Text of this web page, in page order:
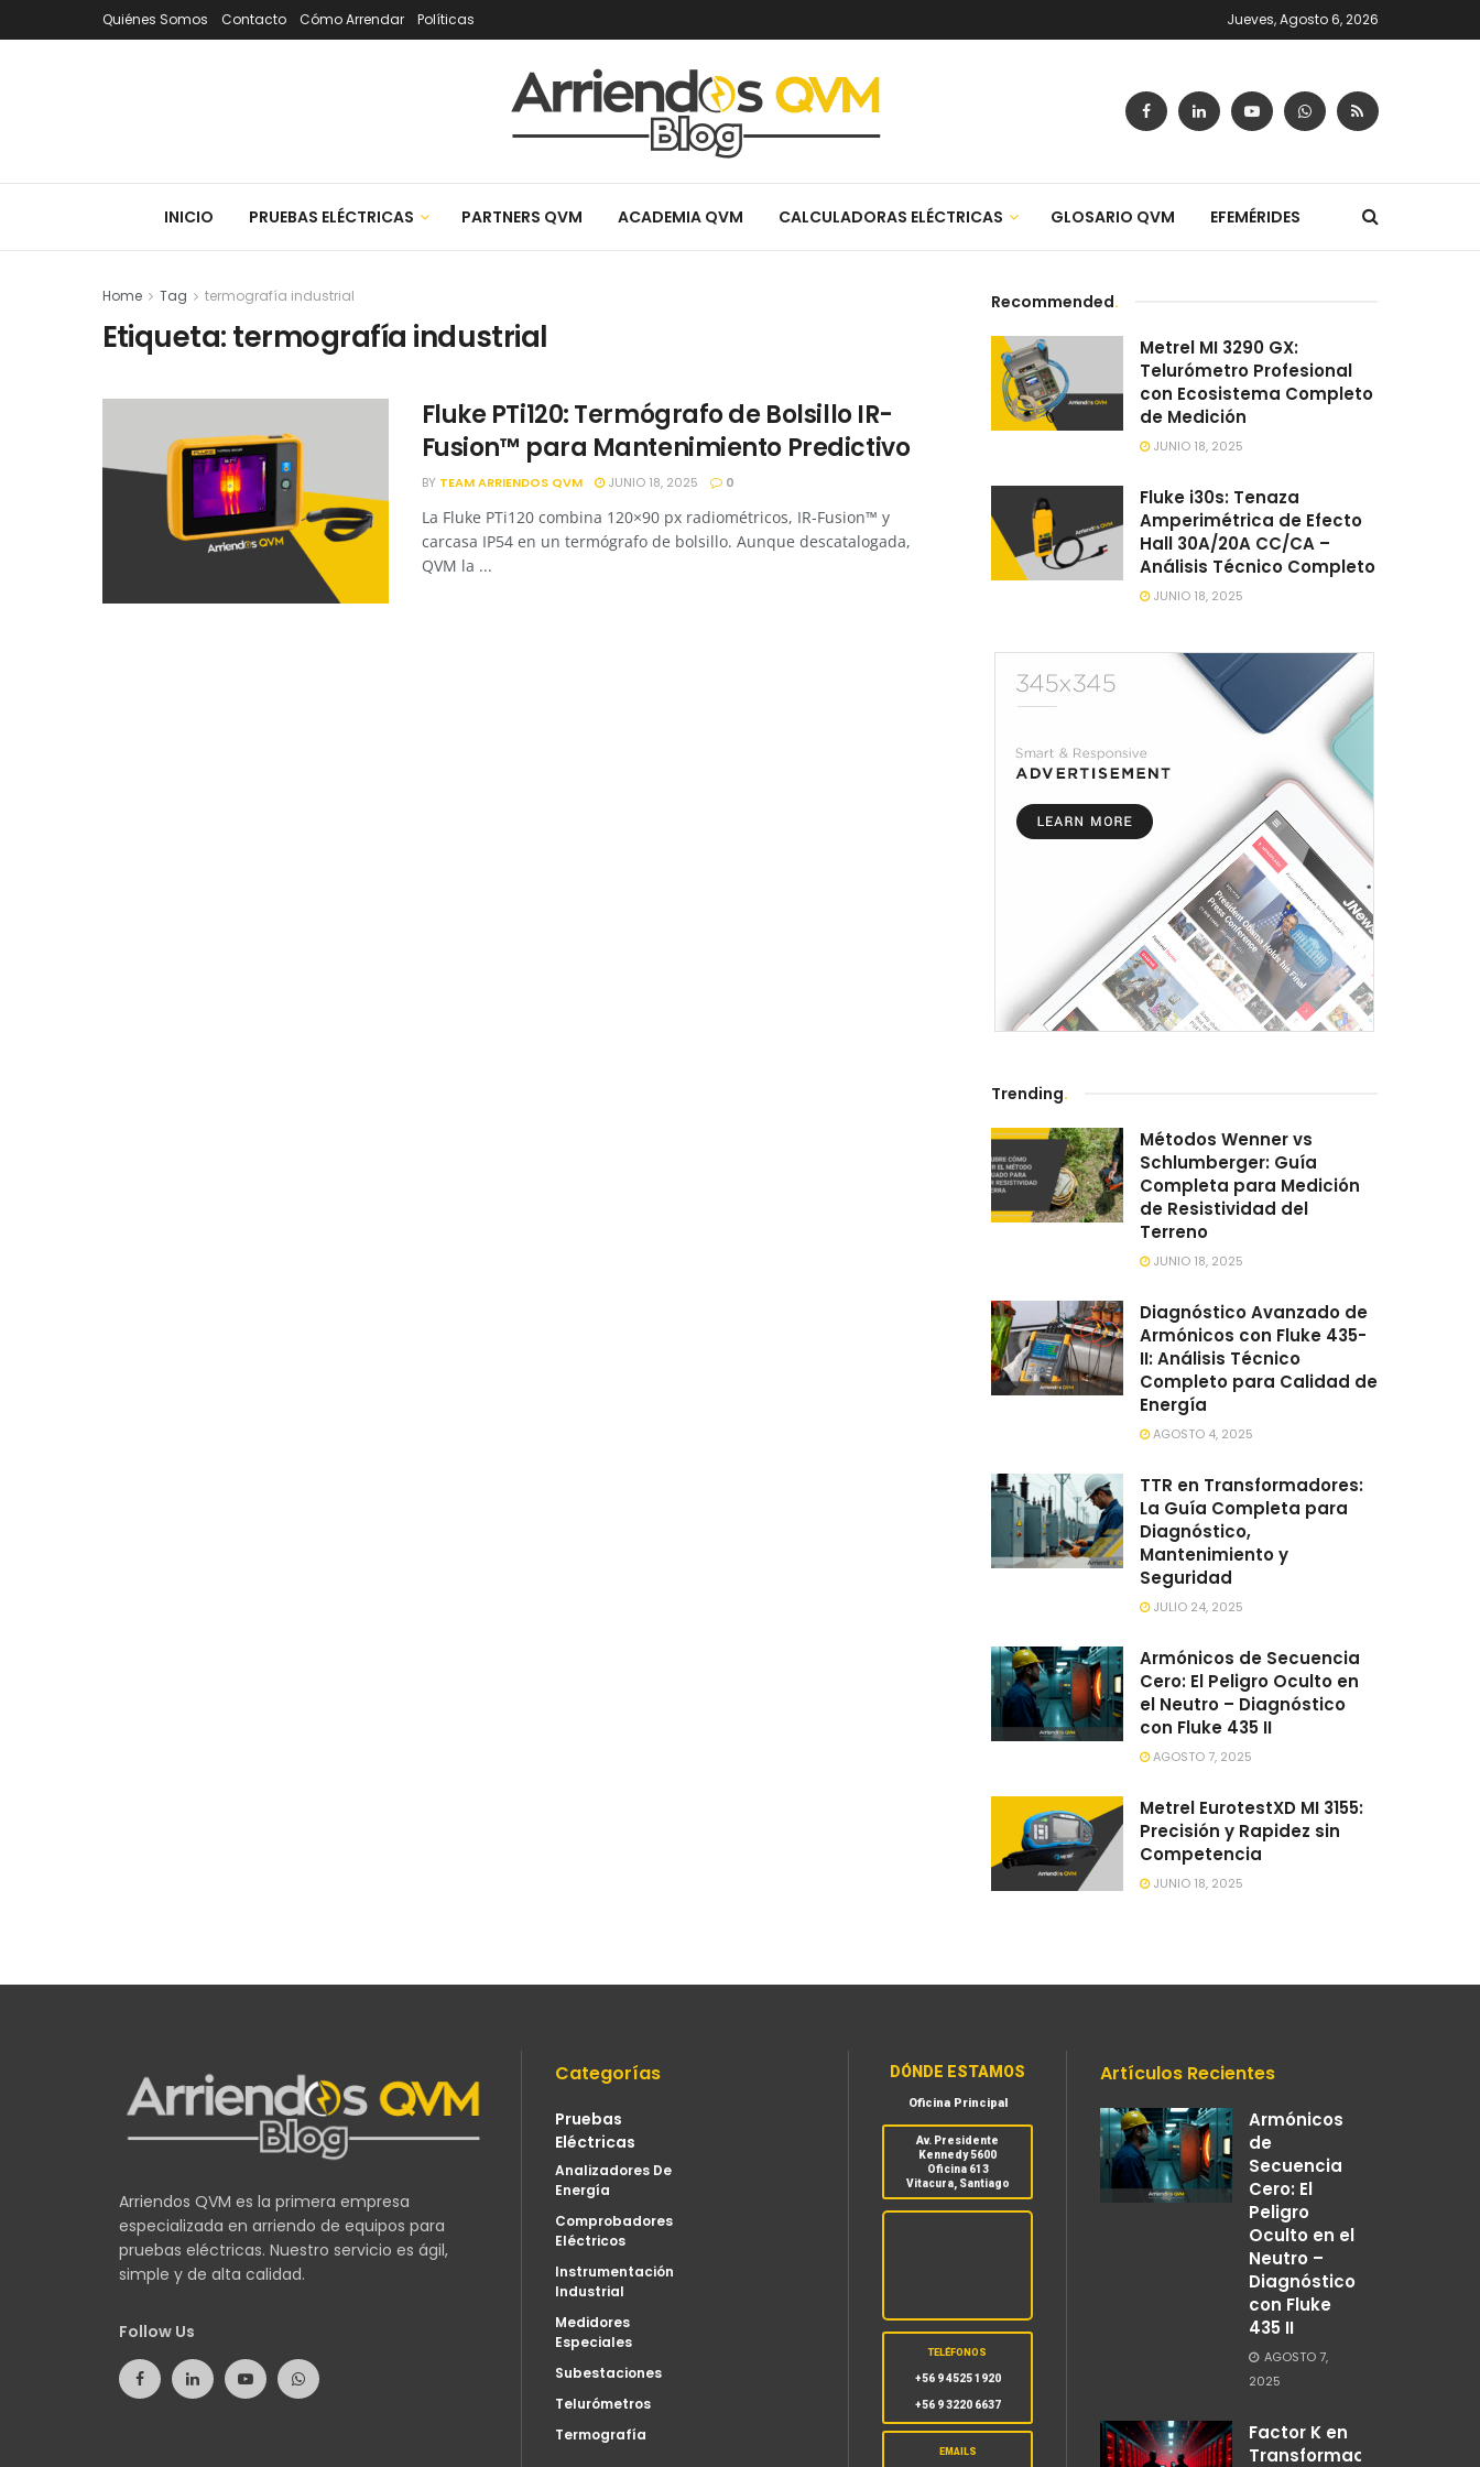
Quiénes Somos Contacto Cómo Arrendar Políticas Jueves, Agosto 6, 2026
INICIO PRUEBAS ELÉCTRICAS PARTNERS QVM ACADEMIA QVM CALCULADORAS ELÉCTRICAS GLOSARIO QVM EFEMÉRIDES
Home Tag termografía industrial
Etiqueta:termografía industrial
Fluke PTi120: Termógrafo de Bolsillo IR-
Fusion™ para Mantenimiento Predictivo
BY TEAM ARRIENDOS QVM JUNIO 18, 2025 0
La Fluke PTi120 combina 120×90 px radiométricos, IR-Fusion™ y
carcasa IP54 en un termógrafo de bolsillo. Aunque descatalogada,
QVM la ...
Recommended.
Metrel MI 3290 GX:
Telurómetro Profesional
con Ecosistema Completo
de Medición
JUNIO 18, 2025
Fluke i30s: Tenaza
Amperimétrica de Efecto
Hall 30A/20A CC/CA –
Análisis Técnico Completo
JUNIO 18, 2025
Trending.
Métodos Wenner vs
Schlumberger: Guía
Completa para Medición
de Resistividad del
Terreno
JUNIO 18, 2025
Diagnóstico Avanzado de
Armónicos con Fluke 435-
II: Análisis Técnico
Completo para Calidad de
Energía
AGOSTO 4, 2025
TTR en Transformadores:
La Guía Completa para
Diagnóstico,
Mantenimiento y
Seguridad
JULIO 24, 2025
Armónicos de Secuencia
Cero: El Peligro Oculto en
el Neutro – Diagnóstico
con Fluke 435 II
AGOSTO 7, 2025
Metrel EurotestXD MI 3155:
Precisión y Rapidez sin
Competencia
JUNIO 18, 2025
Arriendos QVM es la primera empresa
especializada en arriendo de equipos para
pruebas eléctricas. Nuestro servicio es ágil,
simple y de alta calidad.
Follow Us
Categorías
Pruebas
Eléctricas
Analizadores De
Energía
Comprobadores
Eléctricos
Instrumentación
Industrial
Medidores
Especiales
Subestaciones
Telurómetros
Termografía
DÓNDE ESTAMOS
Oficina Principal
Av. Presidente
Kennedy 5600
Oficina 613
Vitacura, Santiago
TELÉFONOS
+56 9 4525 1920
+56 9 3220 6637
EMAILS
Artículos Recientes
Armónicos
de
Secuencia
Cero: El
Peligro
Oculto en el
Neutro –
Diagnóstico
con Fluke
435 II
AGOSTO 7,
2025
Factor K en
Transformadores: